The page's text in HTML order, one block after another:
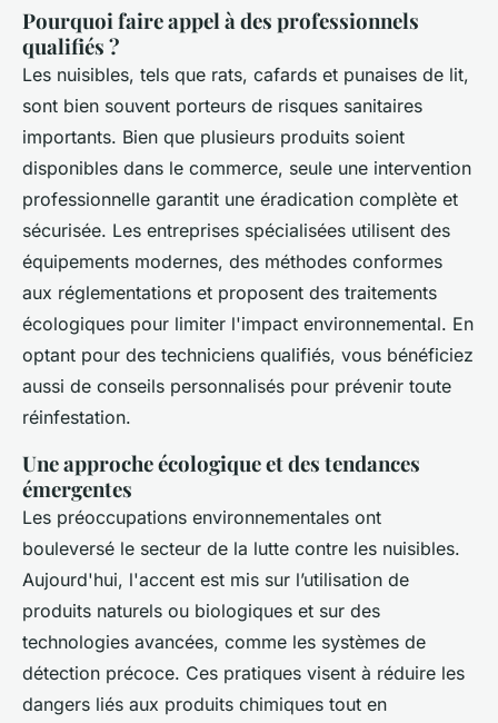
Pourquoi faire appel à des professionnels
qualifiés ?
Les nuisibles, tels que rats, cafards et punaises de lit,
sont bien souvent porteurs de risques sanitaires
importants. Bien que plusieurs produits soient
disponibles dans le commerce, seule une intervention
professionnelle garantit une éradication complète et
sécurisée. Les entreprises spécialisées utilisent des
équipements modernes, des méthodes conformes
aux réglementations et proposent des traitements
écologiques pour limiter l'impact environnemental. En
optant pour des techniciens qualifiés, vous bénéficiez
aussi de conseils personnalisés pour prévenir toute
réinfestation.
Une approche écologique et des tendances
émergentes
Les préoccupations environnementales ont
bouleversé le secteur de la lutte contre les nuisibles.
Aujourd'hui, l'accent est mis sur l’utilisation de
produits naturels ou biologiques et sur des
technologies avancées, comme les systèmes de
détection précoce. Ces pratiques visent à réduire les
dangers liés aux produits chimiques tout en